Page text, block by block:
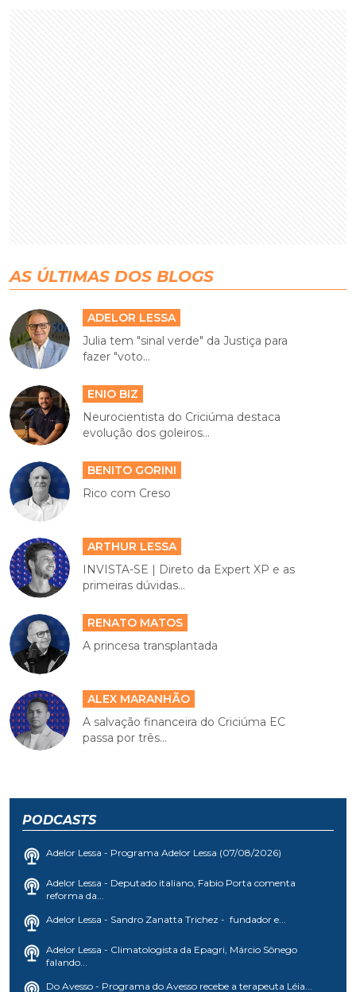
AS ÚLTIMAS DOS BLOGS
ADELOR LESSA
Julia tem "sinal verde" da Justiça para
fazer "voto...
ENIO BIZ
Neurocientista do Criciúma destaca
evolução dos goleiros...
BENITO GORINI
Rico com Creso
ARTHUR LESSA
INVISTA-SE | Direto da Expert XP e as
primeiras dúvidas...
RENATO MATOS
A princesa transplantada
ALEX MARANHÃO
A salvação financeira do Criciúma EC
passa por três...
PODCASTS
Adelor Lessa - Programa Adelor Lessa (07/08/2026)
Adelor Lessa - Deputado italiano, Fabio Porta comenta
reforma da...
Adelor Lessa - Sandro Zanatta Trichez - fundador e...
Adelor Lessa - Climatologista da Epagri, Márcio Sônego
falando...
Do Avesso - Programa do Avesso recebe a terapeuta Léia...